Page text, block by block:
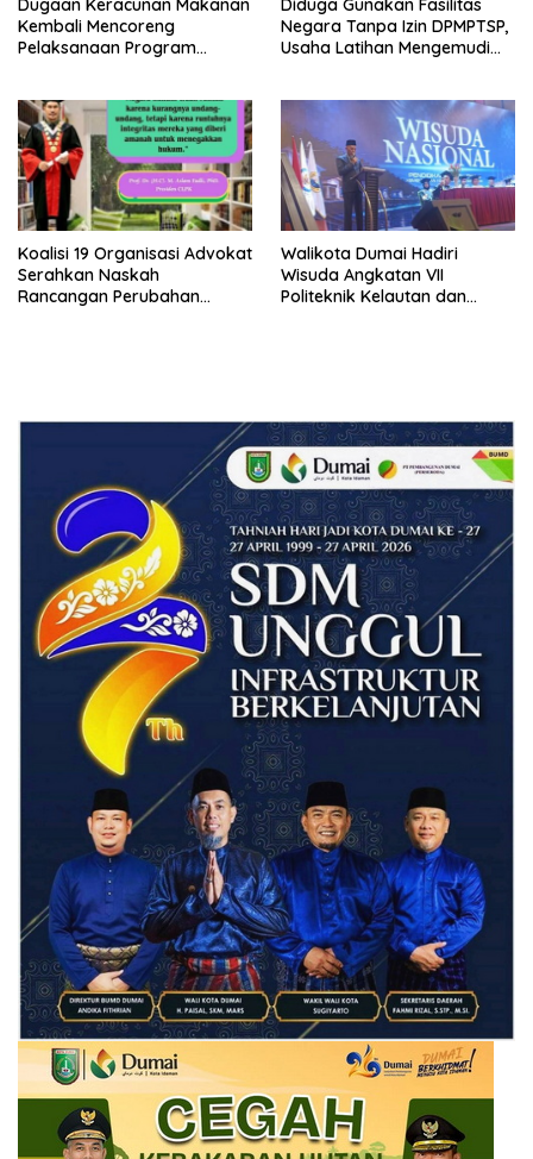
Kembali Mencoreng
Pelaksanaan Program
Bersama Kota Dumai
Negara Tanpa Izin DPMPTSP,
Usaha Latihan Mengemudi
Koalisi 19 Organisasi Advokat
Serahkan Naskah
Rancangan Perubahan
Walikota Dumai Hadiri
Wisuda Angkatan VII
Politeknik Kelautan dan